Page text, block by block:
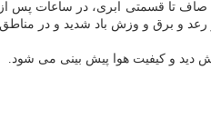
صاف تا قسمتی ابری، در ساعات
و برق و وزش باد شدید و در
دید و کیفیت هوا پیش بینی می شود.